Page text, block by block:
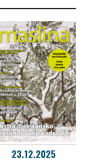
23.12.2025